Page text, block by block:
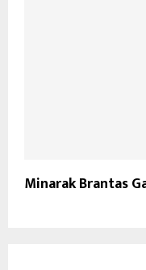
Minarak Brantas